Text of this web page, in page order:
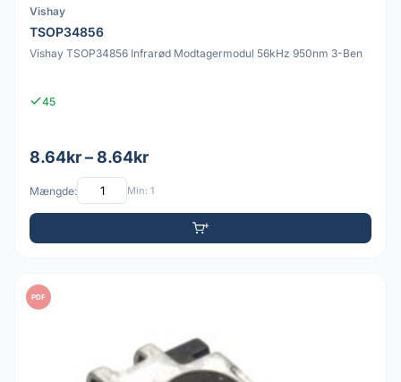
Vishay
TSOP34856
Vishay TSOP34856 Infrarød Modtagermodul 56kHz 950nm 3-Ben
45
8.64kr – 8.64kr
Mængde: Min: 1
PDF